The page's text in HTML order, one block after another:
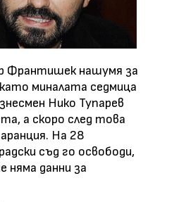
Франтишек нашумя за
миналата седмица
Нико Тупарев
а скоро след това
На 28
съд го освободи,
няма данни за